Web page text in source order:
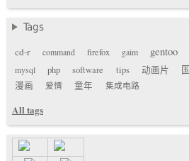
Tags
cd-r
command firefox gaim gentoo
mysql
php software tips 动画片
漫画
爱情 童年 集成电路
All tags